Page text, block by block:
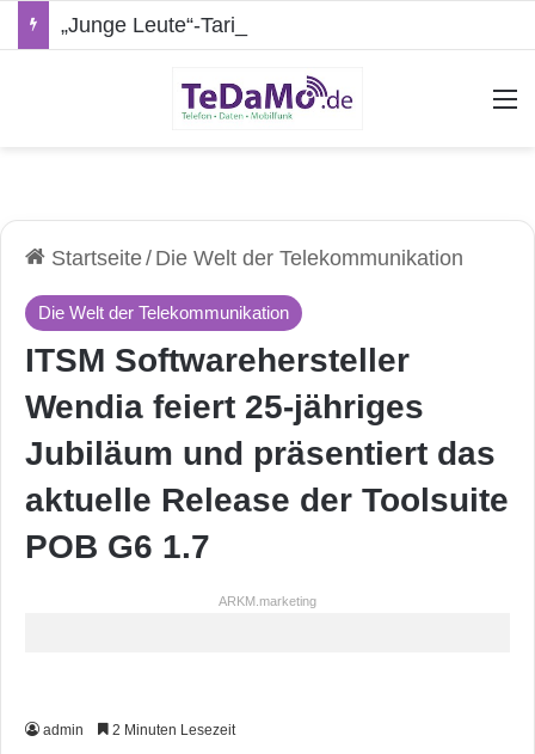
Startseite/ Die Welt der Telekommunikation
Die Welt der Telekommunikation
ITSM Softwarehersteller
Wendia feiert 25-jähriges
Jubiläum und präsentiert das
aktuelle Release der Toolsuite
POB G6 1.7
ARKM.marketing
admin 2 Minuten Lesezeit